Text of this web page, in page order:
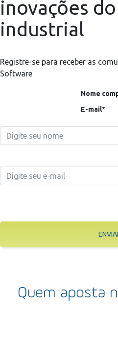
inovações
industrial
Registre-se para receber as
Software
Nome
E-mail*
Quem aposta